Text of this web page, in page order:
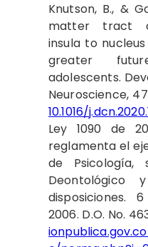
Knutson, B., &
matter tract
insula to
greater
adolescents.
Neuroscience,
10.1016/
Ley 1090 de
reglamenta el
de
Deontológico
disposiciones.
2006. D.O. No.